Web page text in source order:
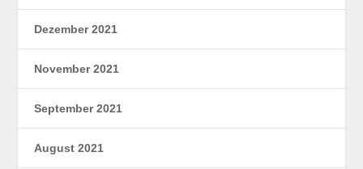
Dezember 2021
November 2021
September 2021
August 2021